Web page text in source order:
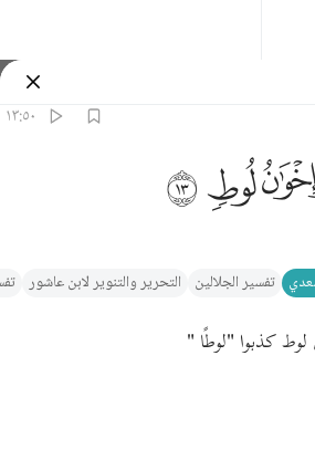
١٣:٥٠
ﲶﲷ
تفسير الجلالين التحرير والتنوير لابن عاشور
لوط كذبوا "لوطًا "